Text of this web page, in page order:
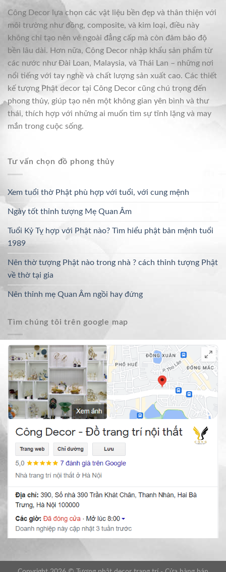
Công Decor lựa chọn các vật liệu bền đẹp và thân thiện với
môi trường như đồng, composite, và kim loại, điều này
không chỉ tạo nên vẻ ngoài đẳng cấp mà còn đảm bảo độ
bền lâu dài. Hơn nữa, Công Decor nhập khẩu sản phẩm từ
các nước như Đài Loan, Malaysia, và Thái Lan – những nơi
nổi tiếng với tay nghề và chất lượng sản xuất cao. Các thiết
kế tượng Phật decor tại Công Decor cũng chú trọng đến
phong thủy, giúp tạo nên một không gian yên bình và thư
thái, thích hợp với những ai muốn tìm sự tĩnh lặng và may
mắn trong cuộc sống.
Tư vấn chọn đồ phong thủy
Xem tuổi thờ Phật phù hợp với tuổi, với cung mệnh
Ngày tốt thỉnh tượng Mẹ Quan Âm
Tuổi Kỷ Tỵ hợp với Phật nào? Tìm hiểu phật bản mệnh tuổi
1989
Nên thờ tượng Phật nào trong nhà ? cách thỉnh tượng Phật
về thờ tại gia
Nên thỉnh mẹ Quan Âm ngồi hay đứng
Tìm chúng tôi trên google map